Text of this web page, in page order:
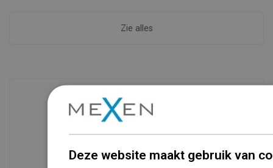
Zie alles
Beschikbaarheid van goederen
Een modern logistiek centrum met een
oppervlakte van 31.000 m² met meer
Deze website maakt gebruik van